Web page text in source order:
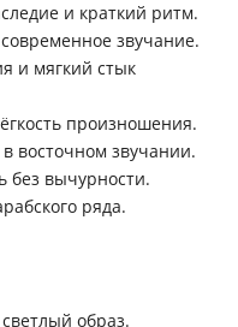
и краткий ритм.
звучание.
и мягкий стык
произношения.
восточном звучании.
без вычурности.
ряда.
образ.